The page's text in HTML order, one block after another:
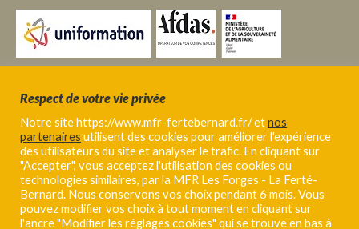
Respect de votre vie privée
Notre site https://www.mfr-fertebernard.fr/ etnos
partenaires utilisent des cookies pour améliorer l'expérience
des utilisateurs du site et analyser le trafic. En cliquant sur
"Accepter", vous acceptez l'utilisation des cookies ou
technologies similaires, par la MFR Les Forges - La Ferté-
Bernard. Nous conservons vos choix pendant 6 mois. Vous
pouvez modifier vos choix à tout moment en cliquant sur
l'ancre "Modifier les réglages cookies" qui se trouve en bas à